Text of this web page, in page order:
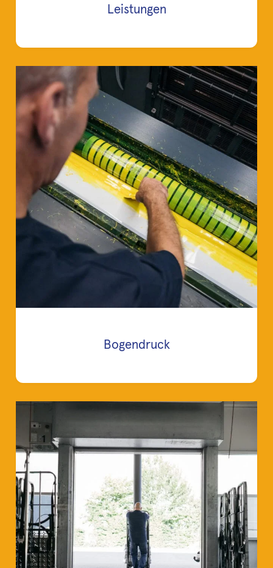
Leistungen
Bogendruck